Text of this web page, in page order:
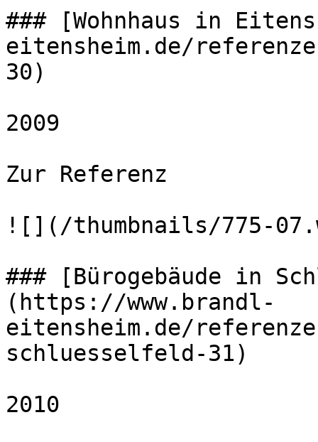
### [Wohnhaus in
eitensheim.de/
30)
2009
Zur Referenz
![](/thumbnails/775-
### [Bürogebäude in
(https://www.brandl-
eitensheim.de/
schluesselfeld-31)
2010